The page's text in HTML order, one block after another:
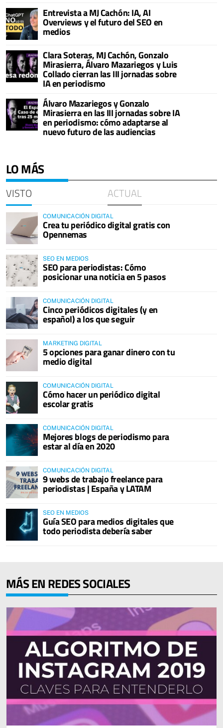
Entrevista a MJ Cachón: IA, AI
Overviews y el futuro del SEO en
medios
Clara Soteras, MJ Cachón, Gonzalo
Mirasierra, Álvaro Mazariegos y Luis
Collado cierran las III jornadas sobre
IA en periodismo
Álvaro Mazariegos y Gonzalo
Mirasierra en las III jornadas sobre IA
en periodismo: cómo adaptarse al
nuevo futuro de las audiencias
LO MÁS
VISTO ACTUAL
COMUNICACIÓN DIGITAL
Crea tu periódico digital gratis con
Opennemas
SEO EN MEDIOS
SEO para periodistas: Cómo
posicionar una noticia en 5 pasos
COMUNICACIÓN DIGITAL
Cinco periódicos digitales (y en
español) a los que seguir
MARKETING DIGITAL
5 opciones para ganar dinero con tu
medio digital
COMUNICACIÓN DIGITAL
Cómo hacer un periódico digital
escolar gratis
COMUNICACIÓN DIGITAL
Mejores blogs de periodismo para
estar al día en 2020
COMUNICACIÓN DIGITAL
9 webs de trabajo freelance para
periodistas | España y LATAM
SEO EN MEDIOS
Guía SEO para medios digitales que
todo periodista debería saber
MÁS EN REDES SOCIALES